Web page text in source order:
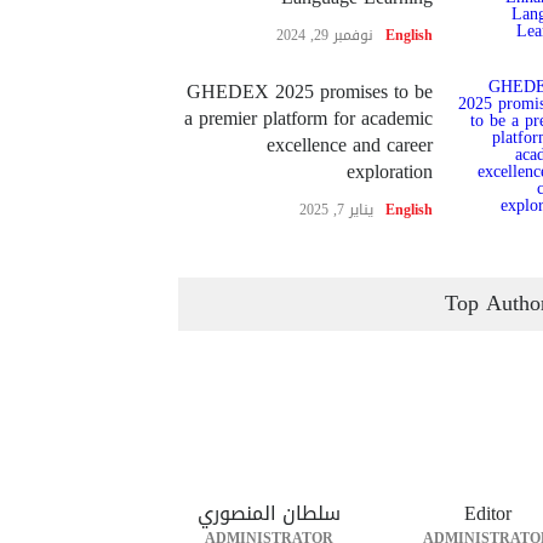
English نوفمبر 29, 2024
GHEDEX 2025 promises to be
a premier platform for academic
excellence and career
exploration
English يناير 7, 2025
Top
Editor سلطان المنصوري